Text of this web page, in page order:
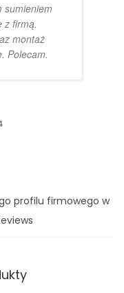
sumieniem
z firmą.
montaż
Polecam.
profilu firmowego w